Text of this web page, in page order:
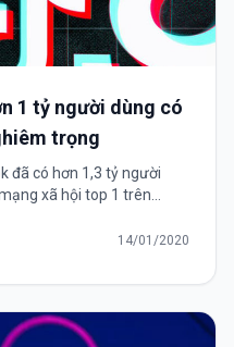
1 tỷ người dùng có
trọng
đã có hơn 1,3 tỷ người
xã hội top 1 trên
14/01/2020